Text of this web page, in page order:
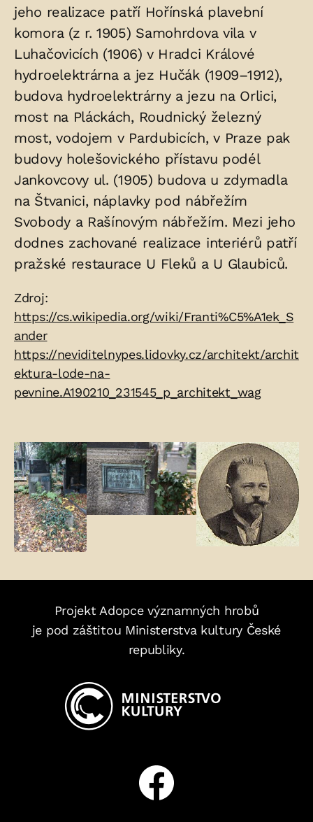
jeho realizace patří Hořínská plavební
komora (z r. 1905) Samohrdova vila v
Luhačovicích (1906) v Hradci Králové
hydroelektrárna a jez Hučák (1909–1912),
budova hydroelektrárny a jezu na Orlici,
most na Pláckách, Roudnický železný
most, vodojem v Pardubicích, v Praze pak
budovy holešovického přístavu podél
Jankovcovy ul. (1905) budova u zdymadla
na Štvanici, náplavky pod nábřežím
Svobody a Rašínovým nábřežím. Mezi jeho
dodnes zachované realizace interiérů patří
pražské restaurace U Fleků a U Glaubiců.
Zdroje:
Zdroj:
https://cs.wikipedia.org/wiki/Franti%C5%A1ek_S
ander
https://neviditelnypes.lidovky.cz/architekt/archit
ektura-lode-na-
pevnine.A190210_231545_p_architekt_wag
Fotogalerie:
Projekt Adopce významných hrobů
je pod záštitou Ministerstva kultury České
republiky.
Facebook